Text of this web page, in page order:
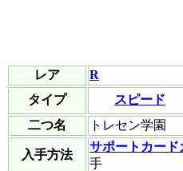
レア
R
タイプ
スピード
二つ名
トレセン学園
入手方法
サポートカード
手